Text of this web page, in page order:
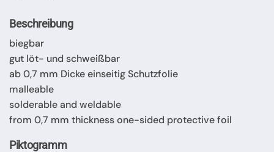
Beschreibung
biegbar
gut löt- und schweißbar
ab 0,7 mm Dicke einseitig Schutzfolie
malleable
solderable and weldable
from 0,7 mm thickness one-sided protective foil
Piktogramm